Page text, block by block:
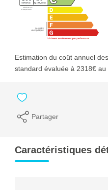
Estimation du coût annuel
standard évaluée à 2318€ au
Partager
Caractéristiques